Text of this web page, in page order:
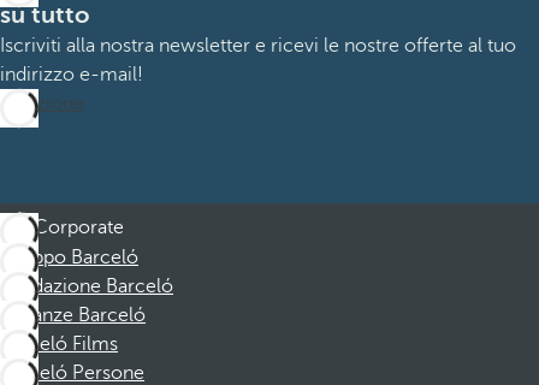
su tutto
Iscriviti alla nostra newsletter e ricevi le nostre offerte al tuo
indirizzo e-mail!
Iscrizione
Corporate
Gruppo Barceló
Fondazione Barceló
Vacanze Barceló
Barceló Films
Barceló Persone